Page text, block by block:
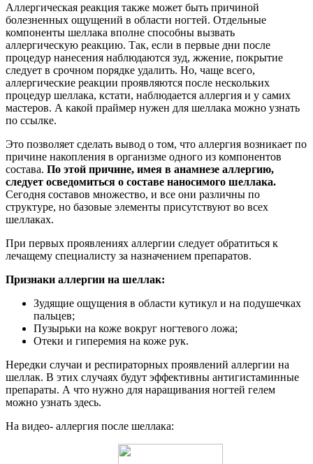
Аллергическая реакция также может быть причиной
болезненных ощущений в области ногтей. Отдельные
компоненты шеллака вполне способны вызвать
аллергическую реакцию. Так, если в первые дни после
процедур нанесения наблюдаются зуд, жжение, покрытие
следует в срочном порядке удалить. Но, чаще всего,
аллергические реакции проявляются после нескольких
процедур шеллака, кстати, наблюдается аллергия и у самих
мастеров. А какой праймер нужен для шеллака можно узнать
по ссылке.
Это позволяет сделать вывод о том, что аллергия возникает по
причине накопления в организме одного из компонентов
состава. По этой причине, имея в анамнезе аллергию,
следует осведомиться о составе наносимого шеллака.
Сегодня составов множество, и все они различны по
структуре, но базовые элементы присутствуют во всех
шеллаках.
При первых проявлениях аллергии следует обратиться к
лечащему специалисту за назначением препаратов.
Признаки аллергии на шеллак:
Зудящие ощущения в области кутикул и на подушечках
пальцев;
Пузырьки на коже вокруг ногтевого ложа;
Отеки и гиперемия на коже рук.
Нередки случаи и респираторных проявлений аллергии на
шеллак. В этих случаях будут эффективны антигистаминные
препараты. А что нужно для наращивания ногтей гелем
можно узнать здесь.
На видео- аллергия после шеллака: